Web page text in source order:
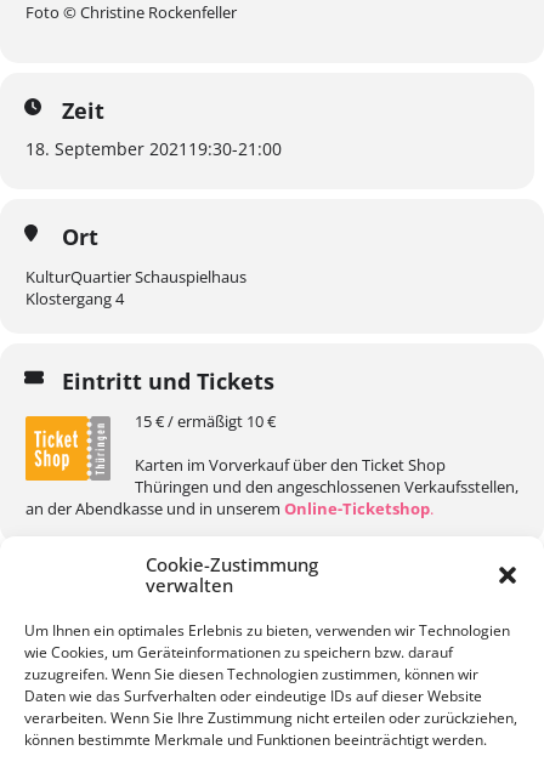
Cookie-Zustimmung
verwalten
Um Ihnen ein optimales Erlebnis zu bieten, verwenden wir Technologien
wie Cookies, um Geräteinformationen zu speichern bzw. darauf
zuzugreifen. Wenn Sie diesen Technologien zustimmen, können wir
Daten wie das Surfverhalten oder eindeutige IDs auf dieser Website
verarbeiten. Wenn Sie Ihre Zustimmung nicht erteilen oder zurückziehen,
können bestimmte Merkmale und Funktionen beeinträchtigt werden.
Foto © Christine Rockenfeller
Zeit
18. September 2021 19:30-21:00
Ort
KulturQuartier Schauspielhaus
Klostergang 4
Eintritt und Tickets
15 € / ermäßigt 10 €
Karten im Vorverkauf über den Ticket Shop
Thüringen und den angeschlossenen Verkaufsstellen,
an der Abendkasse und in unserem Online-Ticketshop.
KALENDER GOOGLEKALENDER